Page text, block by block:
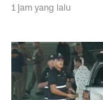
1 jam yang lalu